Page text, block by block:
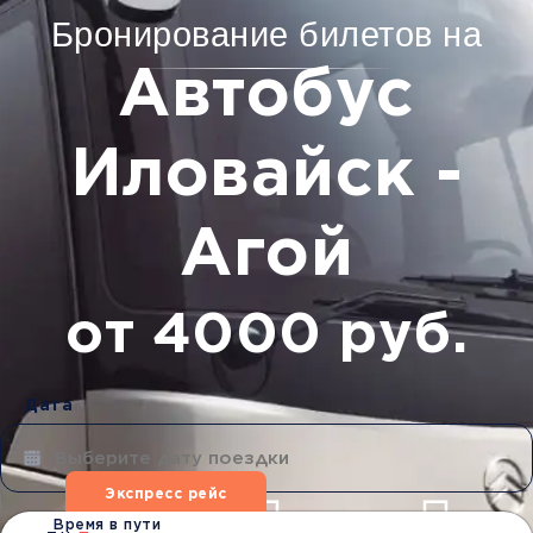
Бронирование билетов на
Автобус
Иловайск -
Агой
от 4000 руб.
Дата
Экспресс рейс
Время в пути